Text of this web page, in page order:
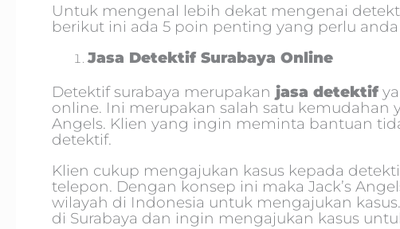
Untuk mengenal lebih dekat mengenai
berikut ini ada 5 poin penting yang perlu anda
Jasa Detektif Surabaya Online
Detektif surabaya merupakan jasa detektif
online. Ini merupakan salah satu kemudahan
Angels. Klien yang ingin meminta bantuan
detektif.
Klien cukup mengajukan kasus kepada
telepon. Dengan konsep ini maka Jack’s
wilayah di Indonesia untuk mengajukan
di Surabaya dan ingin mengajukan kasus